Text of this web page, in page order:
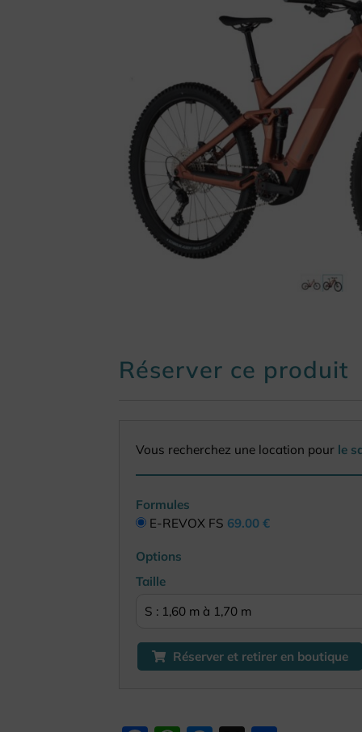
Réserver ce produit
Vous recherchez une location pour le
Formules
E-REVOX FS 69.00 €
Options
Taille
Réserver et retirer en boutique